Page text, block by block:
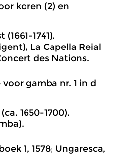
koren (2) en
1741).
La Capella Reial
des Nations.
voor gamba nr. 1 in d
1650-1700).
1, 1578; Ungaresca,